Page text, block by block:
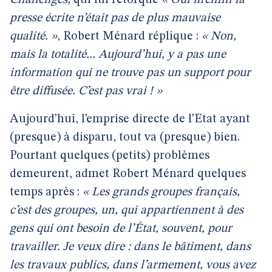
presse écrite n’était pas de plus mauvaise
qualité. », Robert Ménard réplique : « Non,
mais la totalité... Aujourd’hui, y a pas une
information qui ne trouve pas un support pour
être diffusée. C’est pas vrai ! »
Aujourd’hui, l’emprise directe de l’Etat ayant
(presque) à disparu, tout va (presque) bien.
Pourtant quelques (petits) problèmes
demeurent, admet Robert Ménard quelques
temps après : « Les grands groupes français,
c’est des groupes, un, qui appartiennent à des
gens qui ont besoin de l’État, souvent, pour
travailler. Je veux dire : dans le bâtiment, dans
les travaux publics, dans l’armement, vous avez